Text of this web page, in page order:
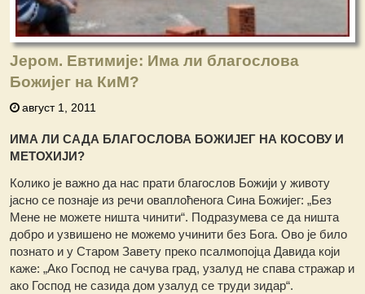
Јером. Евтимије: Има ли благослова
Божијег на КиМ?
август 1, 2011
ИМА ЛИ САДА БЛАГОСЛОВА БОЖИЈЕГ НА КОСОВУ И
МЕТОХИЈИ?
Колико је важно да нас прати благослов Божији у животу
јасно се познаје из речи оваплоћенога Сина Божијег: „Без
Мене не можете ништа чинити“. Подразумева се да ништа
добро и узвишено не можемо учинити без Бога. Ово је било
познато и у Старом Завету преко псалмопојца Давида који
каже: „Ако Господ не сачува град, узалуд не спава стражар и
ако Господ не сазида дом узалуд се труди зидар“.